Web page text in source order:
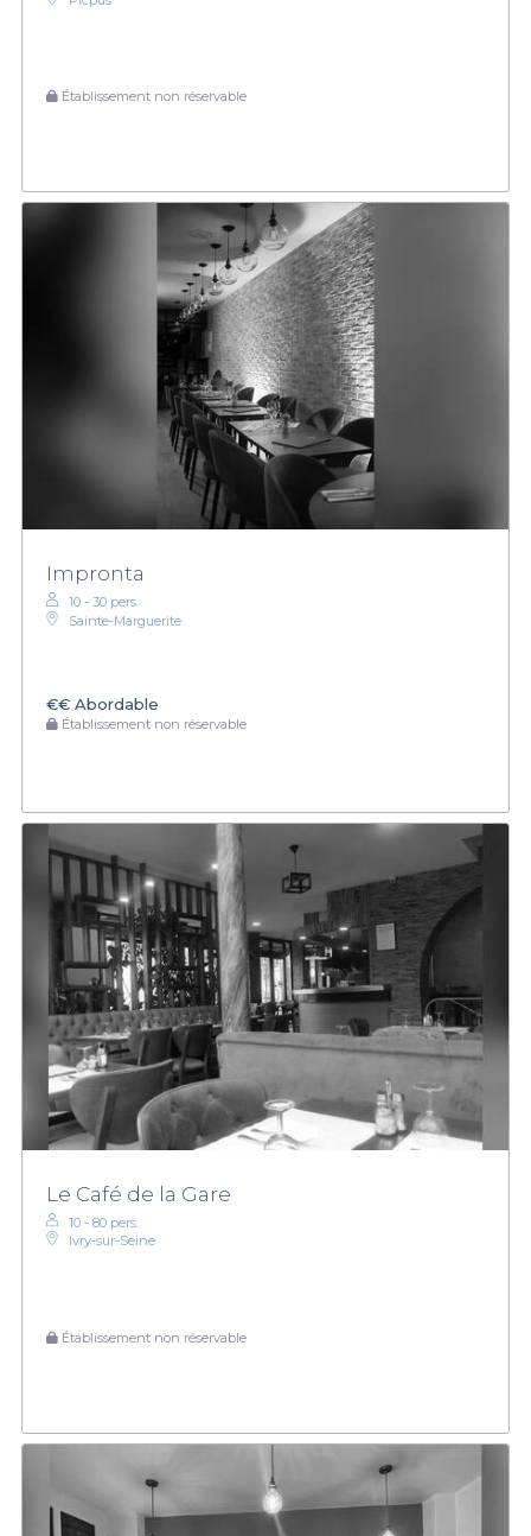
Établissement non réservable
Impronta
10 - 30 pers.
Sainte‑Marguerite
€€ Abordable
Établissement non réservable
Le Café de la Gare
10 - 80 pers.
Ivry-sur-Seine
Établissement non réservable